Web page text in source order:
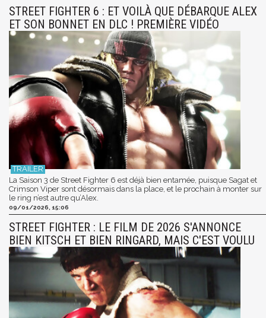
STREET FIGHTER 6 : ET VOILÀ QUE DÉBARQUE ALEX
ET SON BONNET EN DLC ! PREMIÈRE VIDÉO
La Saison 3 de Street Fighter 6 est déjà bien entamée, puisque Sagat et
Crimson Viper sont désormais dans la place, et le prochain à monter sur
le ring n’est autre qu’Alex.
09/01/2026, 15:06
STREET FIGHTER : LE FILM DE 2026 S'ANNONCE
BIEN KITSCH ET BIEN RINGARD, MAIS C'EST VOULU